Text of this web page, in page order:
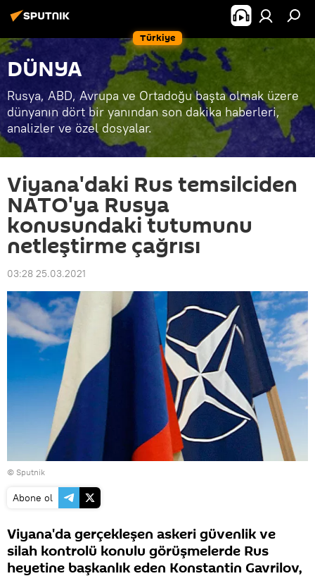
Türkiye
DÜNYA
Rusya, ABD, Avrupa ve Ortadoğu başta olmak üzere
dünyanın dört bir yanından son dakika haberleri,
analizler ve özel dosyalar.
Viyana'daki Rus temsilciden
NATO'ya Rusya
konusundaki tutumunu
netleştirme çağrısı
03:28 25.03.2021
© Sputnik
Abone ol
Viyana'da gerçekleşen askeri güvenlik ve
silah kontrolü konulu görüşmelerde Rus
heyetine başkanlık eden Konstantin Gavrilov,